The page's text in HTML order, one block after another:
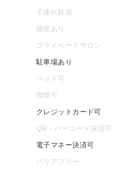
子連れ歓迎
個室あり
プライベートサロン
駐車場あり
ペット可
喫煙可
クレジットカード可
QR・バーコード決済可
電子マネー決済可
バリアフリー